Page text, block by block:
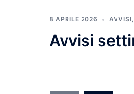
8 APRILE 2026 AVVISI,
Avvisi